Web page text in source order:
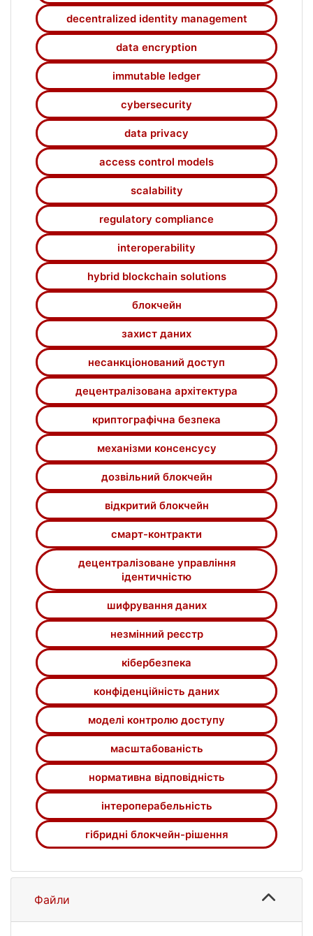
decentralized identity management
data encryption
immutable ledger
cybersecurity
data privacy
access control models
scalability
regulatory compliance
interoperability
hybrid blockchain solutions
блокчейн
захист даних
несанкціонований доступ
децентралізована архітектура
криптографічна безпека
механізми консенсусу
дозвільний блокчейн
відкритий блокчейн
смарт-контракти
децентралізоване управління
ідентичністю
шифрування даних
незмінний реєстр
кібербезпека
конфіденційність даних
моделі контролю доступу
масштабованість
нормативна відповідність
інтероперабельність
гібридні блокчейн-рішення
Файли